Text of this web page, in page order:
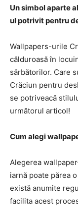
Un simbol aparte
ul potrivit pentru
Wallpapers-urile
călduroasă în
sărbătorilor. Care
Crăciun pentru
se potriveacă
următorul articol!
Cum alegi
Alegerea
iarnă poate părea
există anumite
facilita acest